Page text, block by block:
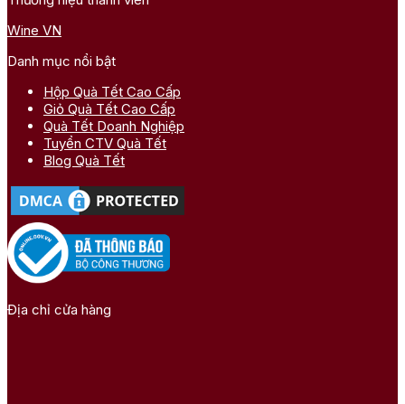
Wine VN
Danh mục nổi bật
Hộp Quà Tết Cao Cấp
Giỏ Quà Tết Cao Cấp
Quà Tết Doanh Nghiệp
Tuyển CTV Quà Tết
Blog Quà Tết
Địa chỉ cửa hàng